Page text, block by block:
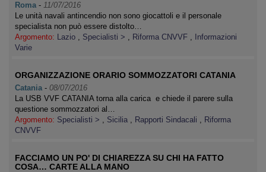
Roma - 11/07/2016
Le unità navali antincendio non sono giocattoli e il personale
specialista non può essere distolto…
Argomento: Lazio , Specialisti > , Riforma CNVVF ,
Informazioni
Varie
ORGANIZZAZIONE ORARIO SOMMOZZATORI CATANIA
Catania - 08/07/2016
La USB VVF CATANIA torna alla carica e chiede il parere sulla
questione sommozzatori al…
Argomento: Specialisti > , Sicilia , Rapporti Sindacali , Riforma
CNVVF
FACCIAMO UN PO' DI CHIAREZZA SU CHI HA FATTO
COSA… CARTE ALLA MANO